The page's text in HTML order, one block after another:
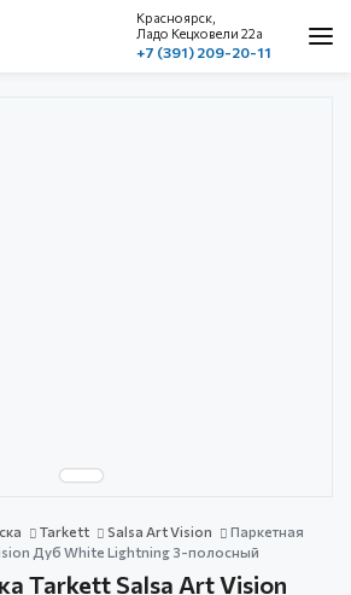
Красноярск,
Ладо Кецховели 22a
+7 (391) 209-20-11
Tarkett Salsa Art Vision
Паркетная
Дуб White Lightning 3-полосный
Tarkett Salsa Art Vision